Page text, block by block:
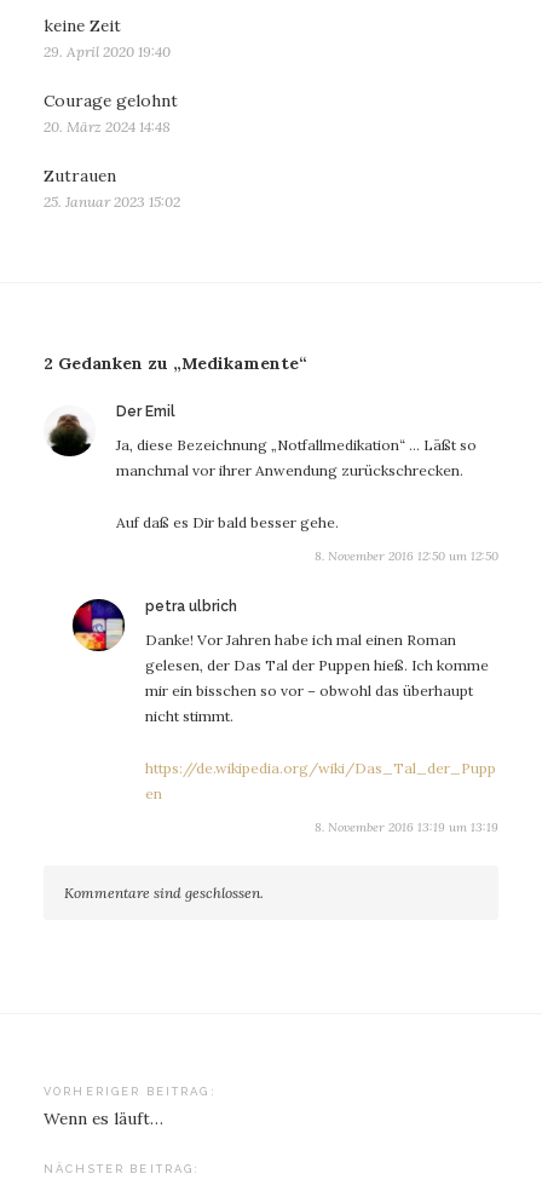
keine Zeit
29. April 2020 19:40
Courage gelohnt
20. März 2024 14:48
Zutrauen
25. Januar 2023 15:02
2 Gedanken zu „Medikamente“
Der Emilsagt:
Ja, diese Bezeichnung „Notfallmedikation“ … Läßt so
manchmal vor ihrer Anwendung zurückschrecken.
Auf daß es Dir bald besser gehe.
8. November 2016 12:50 um 12:50
petra ulbrich
Danke! Vor Jahren habe ich mal einen Roman
gelesen, der Das Tal der Puppen hieß. Ich komme
mir ein bisschen so vor – obwohl das überhaupt
nicht stimmt.
https://de.wikipedia.org/wiki/Das_Tal_der_Pupp
en
8. November 2016 13:19 um 13:19
Kommentare sind geschlossen.
Beitragsnavigation
VORHERIGER BEITRAG:
Wenn es läuft…
NÄCHSTER BEITRAG: